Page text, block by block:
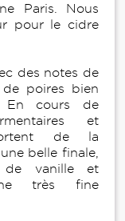
Paris. Nous
pour le cidre
des notes de
de poires bien
En cours de
et
de la
belle finale,
de vanille et
très fine